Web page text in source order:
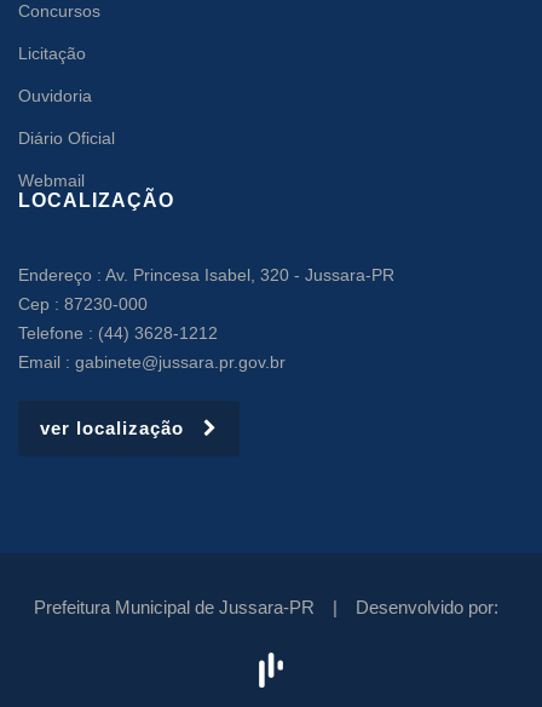
Concursos
Licitação
Ouvidoria
Diário Oficial
Webmail
LOCALIZAÇÃO
Endereço : Av. Princesa Isabel, 320 - Jussara-PR
Cep : 87230-000
Telefone : (44) 3628-1212
Email : gabinete@jussara.pr.gov.br
ver localização
Prefeitura Municipal de Jussara-PR | Desenvolvido por: